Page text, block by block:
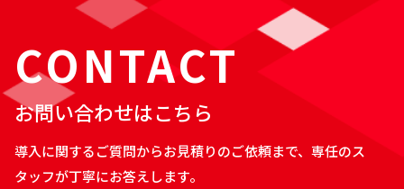
CONTACT
お問い合わせはこちら
導入に関するご質問からお見積りのご依頼まで、専任のス
タッフが丁寧にお答えします。